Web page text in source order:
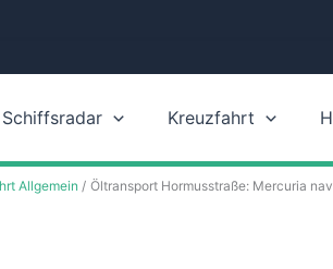
Schiffsradar Kreuzfahrt
Allgemein Öltransport Hormusstraße: Mercuria